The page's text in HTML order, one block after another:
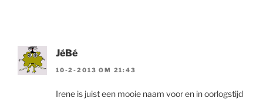
JéBé
10-2-2013 OM 21:43
Irene is juist een mooie naam voor en in oorlogstijd